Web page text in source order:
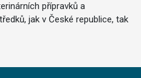
přípravků a
jak v České republice, tak